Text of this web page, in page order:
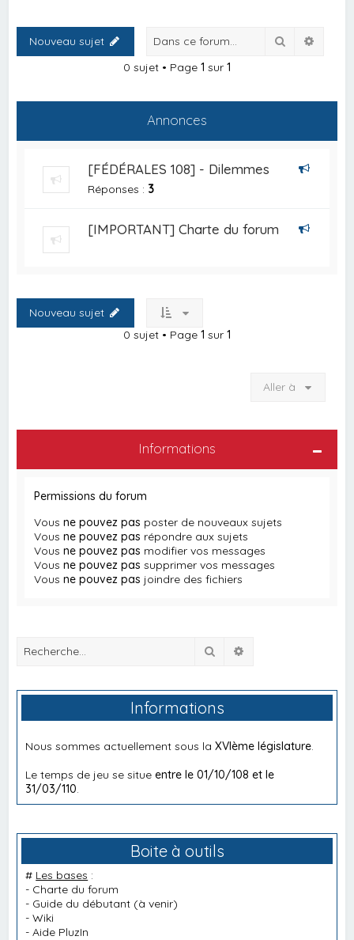
Nouveau sujet Rechercher
0 sujet • Page 1 sur 1
Annonces
[FÉDÉRALES 108] - Dilemmes
Réponses : 3
[IMPORTANT] Charte du forum
Nouveau sujet
0 sujet • Page 1 sur 1
Aller à
Informations
Permissions du forum
Vousne pouvez pas poster de nouveaux sujets
Vousne pouvez pas répondre aux sujets
Vousne pouvez pas modifier vos messages
Vousne pouvez pas supprimer vos messages
Vousne pouvez pas joindre des fichiers
Rechercher
Informations
Nous sommes actuellement sous laXVIème législature
Le temps de jeu se situeentre le 01/10/108 et le
31/03/110
Boite à outils
# Les bases :
- Charte du forum
- Guide du débutant (à venir)
-Wiki
-Aide PluzIn